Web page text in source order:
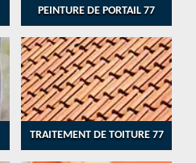
PEINTURE DE PORTAIL 77
TRAITEMENT DE TOITURE 77